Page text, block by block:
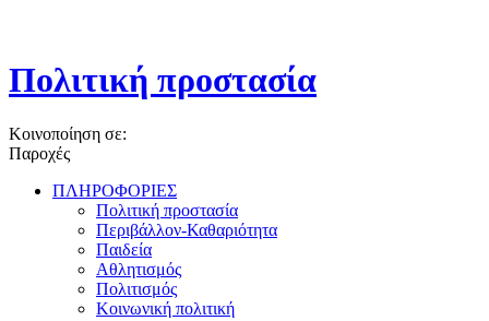
Πολιτική προστασία
Κοινοποίηση σε:
Παροχές
ΠΛΗΡΟΦΟΡΙΕΣ
Πολιτική προστασία
Περιβάλλον-Καθαριότητα
Παιδεία
Αθλητισμός
Πολιτισμός
Κοινωνική πολιτική